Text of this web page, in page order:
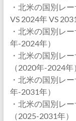
・北米の国別レ
VS 2024年 VS
・北米の国別レ
年-2024年）
・北米の国別レ
（2020年-2024年
・北米の国別レ
年-2031年）
・北米の国別レ
（2025-2031年）